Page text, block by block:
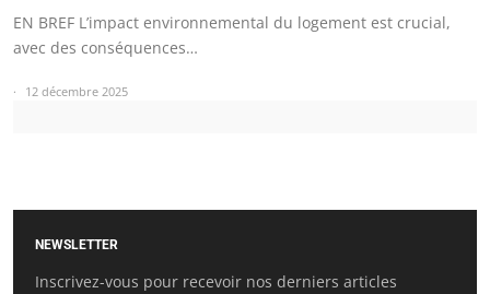
EN BREF L’impact environnemental du logement est crucial,
avec des conséquences…
12 décembre 2025
NEWSLETTER
Inscrivez-vous pour recevoir nos derniers articles